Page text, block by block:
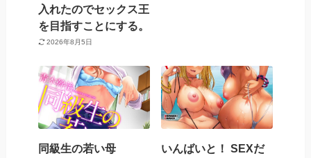
入れたのでセックス王
を目指すことにする。
2026年8月5日
同級生の若い母
いんばいと！ SEXだ